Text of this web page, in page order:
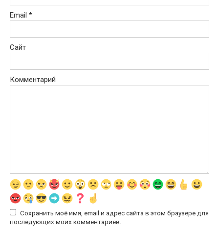
Email *
Сайт
Комментарий
Сохранить моё имя, email и адрес сайта в этом браузере для
последующих моих комментариев.